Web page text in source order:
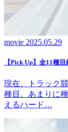
movie 2025.05.29
【Pick Up】全11種
現在、トラック
種目。あまりに
えるハード…